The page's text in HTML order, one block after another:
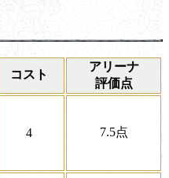
コスト
アリーナ
評価点
4 7.5点